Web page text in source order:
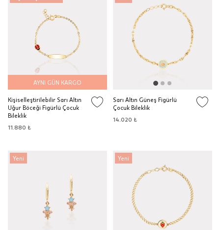
AYNI GÜN KARGO
Kişiselleştirilebilir Sarı Altın
Uğur Böceği Figürlü Çocuk
Bileklik
11.880 ₺
Sarı Altın Güneş Figürlü
Çocuk Bileklik
14.020 ₺
Yeni Yeni